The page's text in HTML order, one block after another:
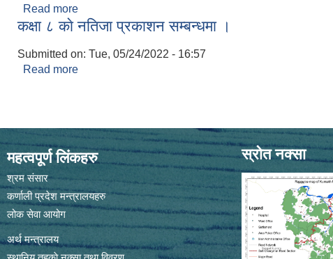
Read more
कक्षा ८ काे नतिजा प्रकाशन सम्बन्धमा ।
Submitted on: Tue, 05/24/2022 - 16:57
Read more
महत्वपूर्ण लिंकहरु
श्रम संसार
कर्णाली प्रदेश मन्त्रालयहरु
लोक सेवा आयोग
अर्थ मन्त्रालय
स्रोत नक्सा